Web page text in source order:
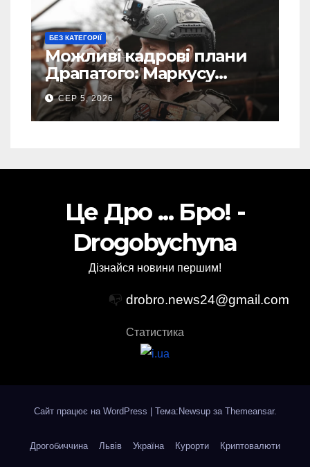
БЕЗ КАТЕГОРІЇ
Можливі кадрові плани
Драпатого: Маркусу
пророкують важливу
посаду у ЗСУ
СЕР 5, 2026
Це Дро ... Бро! -
Drogobychyna
Дізнайся новини першим!
📭 drobro.news24@gmail.com
Статистика
Сайт працює на WordPress Тема:Newsup за Themeansar.
Дрогобиччина Львів Україна Курорти Криптовалюти